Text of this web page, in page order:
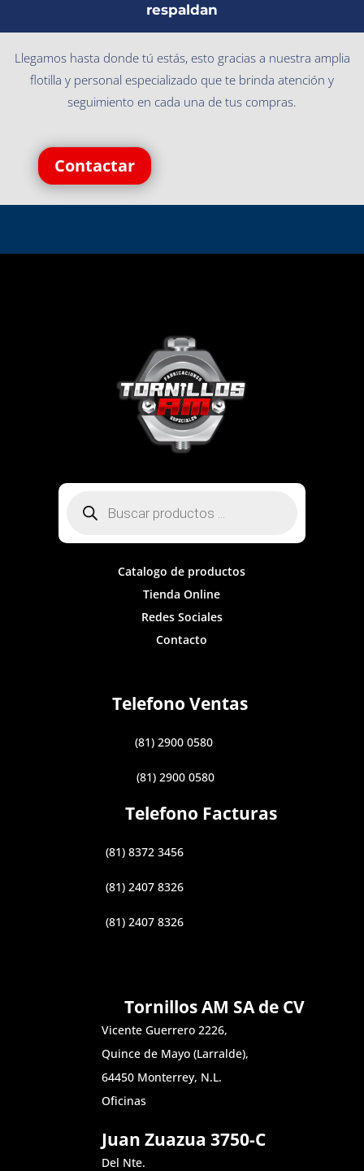
respaldan
Llegamos hasta donde tú estás, esto gracias a nuestra amplia
flotilla y personal especializado que te brinda atención y
seguimiento en cada una de tus compras.
Contactar
productos
Catalogo de productos
Tienda Online
Redes Sociales
Contacto
Telefono Ventas
(81) 2900 0580
(81) 2900 0580
Telefono Facturas
(81) 8372 3456
(81) 2407 8326
(81) 2407 8326
Tornillos AM SA de CV
Vicente Guerrero 2226,
Quince de Mayo (Larralde),
64450 Monterrey, N.L.
Oficinas
Juan Zuazua 3750-C
Del Nte.